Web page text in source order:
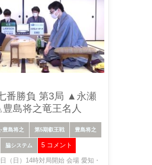
番勝負 第3局 ▲永瀬
島将之竜王名人
豊島将之 第5期叡王戦 豊島将之
脇システム 5 コメント
（日）14時対局開始 会場 愛知・